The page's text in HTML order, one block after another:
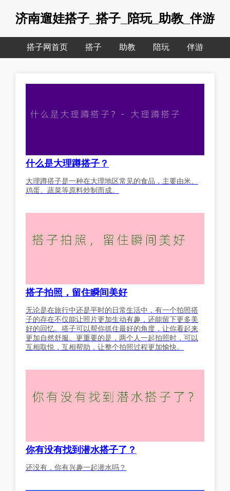
济南遛娃搭子_搭子_陪玩_助教_伴游
搭子网首页 搭子 助教 陪玩 伴游
什么是大理蹲搭子？
大理蹲搭子是一种在大理地区常见的食品，主要由米、
鸡蛋、蔬菜等原料炒制而成。
搭子拍照，留住瞬间美好
无论是在旅行中还是平时的日常生活中，有一个拍照搭
子的存在不仅能让照片更加生动有趣，还能留下更多美
好的回忆。搭子可以帮你抓住最好的角度，让你看起来
更加自然舒服。更重要的是，两个人一起拍照时，可以
互相取悦，互相帮助，让整个拍照过程更加愉快。
你有没有找到潜水搭子了？
还没有，你有兴趣一起潜水吗？